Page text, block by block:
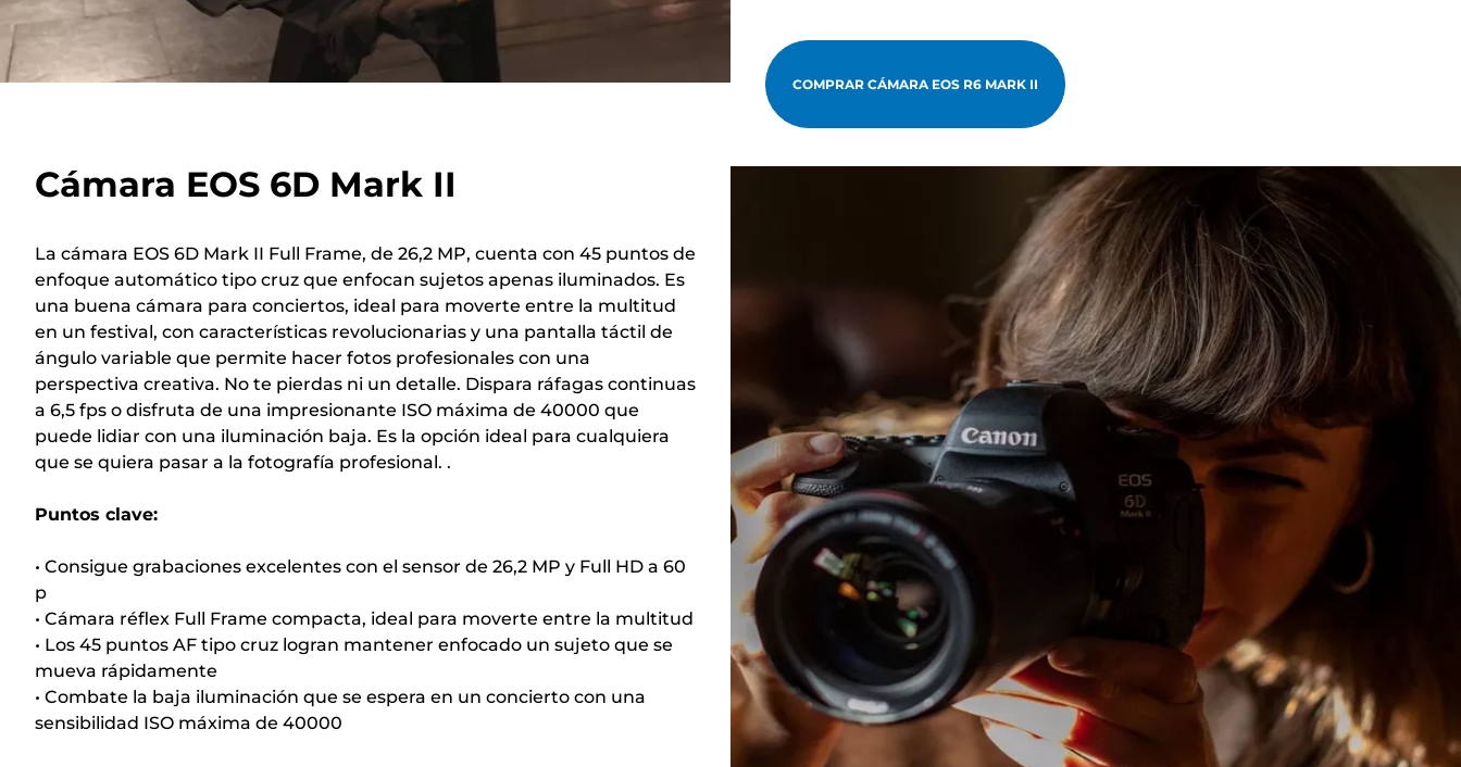
COMPRAR CÁMARA EOS R6 MARK II
Cámara EOS 6D Mark II
La cámara EOS 6D Mark II Full Frame, de 26,2 MP, cuenta con 45 puntos de
enfoque automático tipo cruz que enfocan sujetos apenas iluminados. Es
una buena cámara para conciertos, ideal para moverte entre la multitud
en un festival, con características revolucionarias y una pantalla táctil de
ángulo variable que permite hacer fotos profesionales con una
perspectiva creativa. No te pierdas ni un detalle. Dispara ráfagas continuas
a 6,5 fps o disfruta de una impresionante ISO máxima de 40000 que
puede lidiar con una iluminación baja. Es la opción ideal para cualquiera
que se quiera pasar a la fotografía profesional. .
Puntos clave:
• Consigue grabaciones excelentes con el sensor de 26,2 MP y Full HD a 60
p
• Cámara réflex Full Frame compacta, ideal para moverte entre la multitud
• Los 45 puntos AF tipo cruz logran mantener enfocado un sujeto que se
mueva rápidamente
• Combate la baja iluminación que se espera en un concierto con una
sensibilidad ISO máxima de 40000